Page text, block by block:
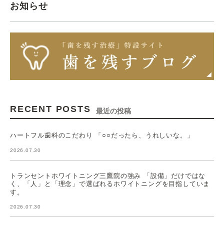
お知らせ
RECENT POSTS 最近の投稿
ハートフル歯科のこだわり 「○○だったら、うれしいな。」
2026.07.30
トランセントホワイトニング三鷹院の強み 「設備」だけではな
く、「人」と「理念」で選ばれるホワイトニングを目指していま
す。
2026.07.30